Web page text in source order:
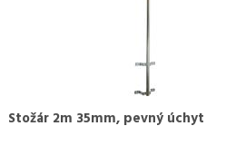
Stožár 2m 35mm, pevný úchyt